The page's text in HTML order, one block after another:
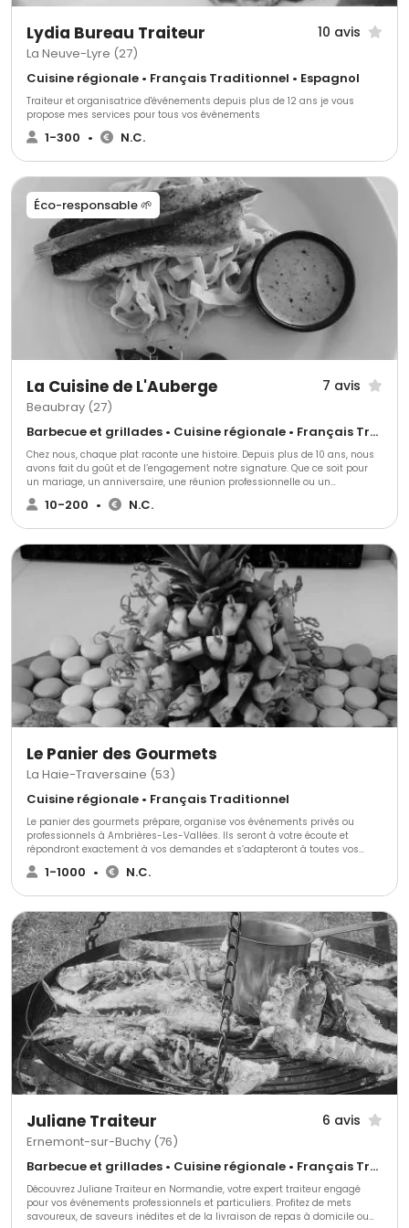
Lydia Bureau Traiteur 10 avis
La Neuve-Lyre (27)
Cuisine régionale • Français Traditionnel • Espagnol
Traiteur et organisatrice d'événements depuis plus de 12 ans je vous
propose mes services pour tous vos événements
1-300 • N.C.
Éco-responsable 🌱
La Cuisine de L'Auberge 7 avis
Beaubray (27)
Barbecue et grillades • Cuisine régionale • Français Traditionnel
Chez nous, chaque plat raconte une histoire. Depuis plus de 10 ans, nous
avons fait du goût et de l’engagement notre signature. Que ce soit pour
un mariage, un anniversaire, une réunion professionnelle ou un
séminaire, la cuisine de l’Auberge vous accompagne pour créer des
moments gourmands et conviviaux, dans toute la Normandie et l'île de
pour s’adapter à toutes vos envies culinaires. Nous réalisons aussi, dans
notre domaine privé, L'Auberge de la comtesse, des événements "clé en
main" avec salle de réception, jardin paysager, hébergements, repas et
"l'Auberge de la comtesse" à Beaubray sur 1001salles
10-200 • N.C.
Le Panier des Gourmets
La Haie-Traversaine (53)
Cuisine régionale • Français Traditionnel
Le panier des gourmets prépare, organise vos événements privés ou
professionnels à Ambrières-Les-Vallées. Ils seront à votre écoute et
répondront exactement à vos demandes et s’adapteront à toutes vos
exigences. Ils peuvent vous livrer sur le lieu de votre choix, vous pouvez
récupérer vos plats à emporter, et ils peuvent être à vos côtés sur le lieu
1-1000 • N.C.
Juliane Traiteur 6 avis
Ernemont-sur-Buchy (76)
Barbecue et grillades • Cuisine régionale • Français Traditionnel
Découvrez Juliane Traiteur en Normandie, votre expert traiteur engagé
pour vos événements professionnels et particuliers. Profitez de mets
savoureux, de saveurs inédites et de la livraison de repas à domicile ou